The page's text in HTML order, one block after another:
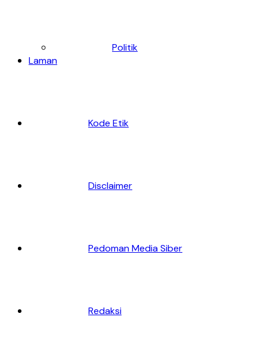
Politik
Laman
Kode Etik
Disclaimer
Pedoman Media Siber
Redaksi